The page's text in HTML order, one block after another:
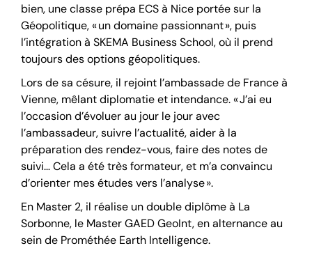
bien, une classe prépa ECS à Nice portée sur la
Géopolitique, « un domaine passionnant », puis
l’intégration à SKEMA Business School, où il prend
toujours des options géopolitiques.
Lors de sa césure, il rejoint l’ambassade de France à
Vienne, mêlant diplomatie et intendance. « J’ai eu
l’occasion d’évoluer au jour le jour avec
l’ambassadeur, suivre l’actualité, aider à la
préparation des rendez-vous, faire des notes de
suivi… Cela a été très formateur, et m’a convaincu
d’orienter mes études vers l’analyse ».
En Master 2, il réalise un double diplôme à La
Sorbonne, le Master GAED GeoInt, en alternance au
sein de Prométhée Earth Intelligence.